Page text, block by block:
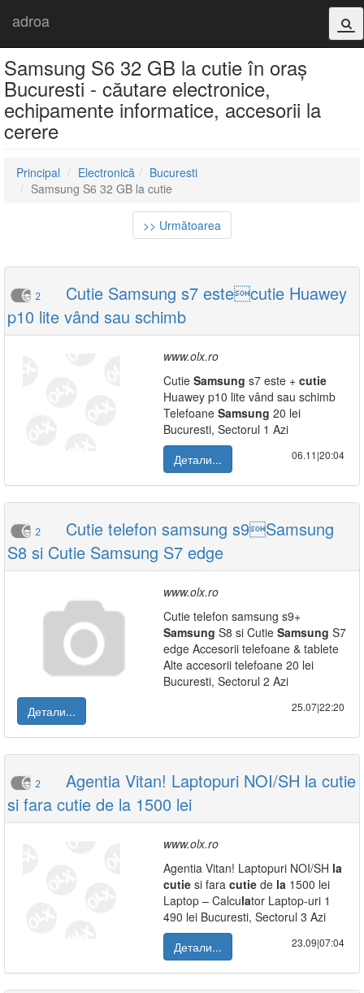
adroa
Samsung S6 32 GB la cutie în oraș
Bucuresti - căutare electronice,
echipamente informatice, accesorii la
cerere
Principal Electronică
Bucuresti
Samsung S6 32 GB la cutie
>> Următoarea
2
Cutie Samsung s7 estecutie Huawey
p10 lite vând sau schimb
www.olx.ro
Cutie Samsung s7 este + cutie
Huawey p10 lite vând sau schimb
Telefoane Samsung 20 lei
Bucuresti, Sectorul 1 Azi
Детали...
06.11|20:04
2
Cutie telefon samsung s9Samsung
S8 si Cutie Samsung S7 edge
www.olx.ro
Cutie telefon samsung s9+
Samsung S8 si Cutie Samsung S7
edge Accesorii telefoane & tablete
Alte accesorii telefoane 20 lei
Bucuresti, Sectorul 2 Azi
Детали...
25.07|22:20
2
Agentia Vitan! Laptopuri NOI/SH la cutie
si fara cutie de la 1500 lei
www.olx.ro
Agentia Vitan! Laptopuri NOI/SH la
cutie si fara cutie de la 1500 lei
Laptop – Calculator Laptop-uri 1
490 lei Bucuresti, Sectorul 3 Azi
Детали...
23.09|07:04